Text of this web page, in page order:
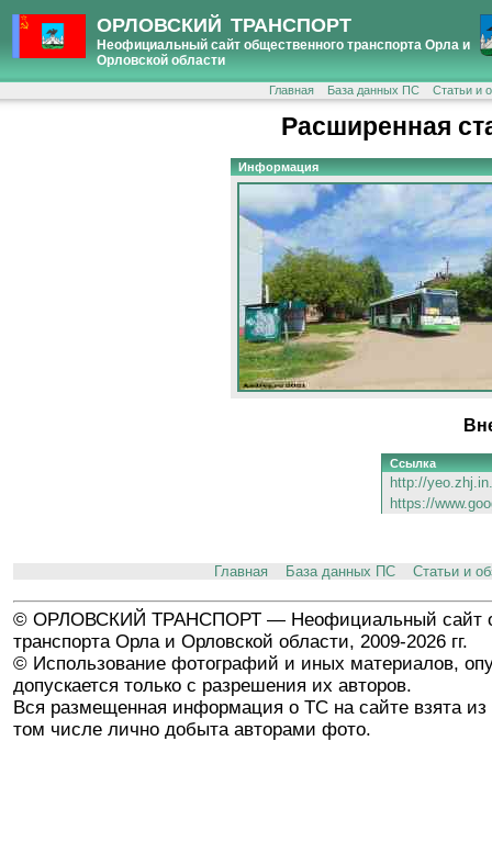
ОРЛОВСКИЙ ТРАНСПОРТ
Неофициальный сайт общественного транспорта Орла и
Орловской области
Главная База данных ПС Статьи и
Расширенная
Информация
Ссылка
http://
https://
Главная База данных ПС Статьи и
© ОРЛОВСКИЙ ТРАНСПОРТ — Неофициальный сайт
транспорта Орла и Орловской области, 2009-2026 гг.
© Использование фотографий и иных материалов,
допускается только с разрешения их авторов.
Вся размещенная информация о ТС на сайте взята из
том числе лично добыта авторами фото.